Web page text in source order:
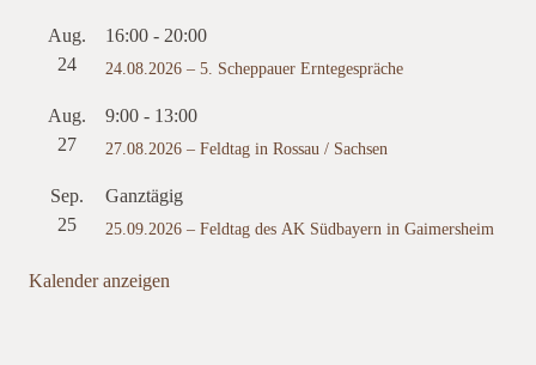
Aug.
24
16:00-20:00
24.08.2026 – 5. Scheppauer Erntegespräche
Aug.
27
9:00- 13:00
27.08.2026 – Feldtag in Rossau / Sachsen
Sep.
25
Ganztägig
25.09.2026 – Feldtag des AK Südbayern in Gaimersheim
Kalender anzeigen